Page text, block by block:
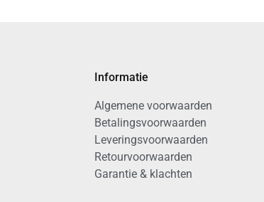
Informatie
Algemene voorwaarden
Betalingsvoorwaarden
Leveringsvoorwaarden
Retourvoorwaarden
Garantie & klachten